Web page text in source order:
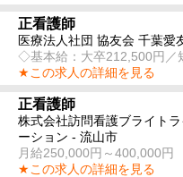
正看護師
医療法人社団 協友会 千葉愛
◇基本給：大卒212,500円／
★この求人の詳細を見る
正看護師
株式会社訪問看護ブライト
ーション - 流山市
月給250,000円～400,000円
★この求人の詳細を見る